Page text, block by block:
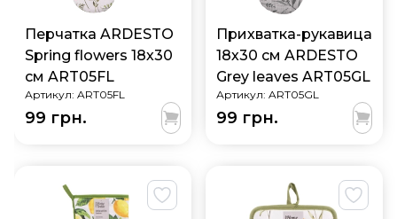
Перчатка ARDESTO
Spring flowers 18х30
см ART05FL
Артикул: ART05FL
99 грн.
Прихватка-рукавица
18х30 см ARDESTO
Grey leaves ART05GL
Артикул: ART05GL
99 грн.